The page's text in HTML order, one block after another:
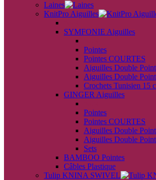
Laines
KnitPro Aiguilles
SYMFONIE Aiguilles
Pointes
Pointes COURTES
Aiguilles Double
Aiguilles Double
Crochets Tunisien 15
GINGER Aiguilles
Pointes
Pointes COURTES
Aiguilles Double
Aiguilles Double
Sets
BAMBOO Pointes
Câbles Plastique
Tulip KNINA SWIVEL